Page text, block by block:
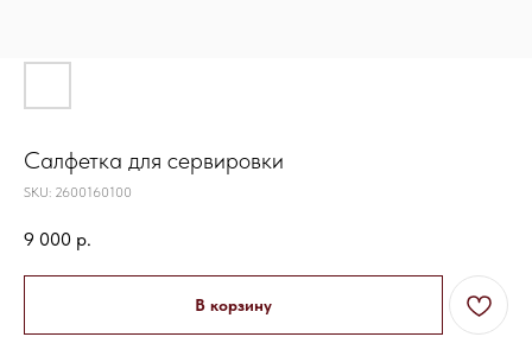
Салфетка для сервировки
SKU: 2600160100
9 000 р.
В корзину